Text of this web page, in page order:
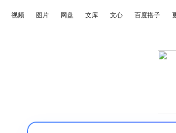
视频 图片 网盘 文库 文心 百度搭子